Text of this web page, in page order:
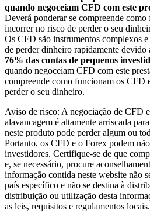
quando negoceiam CFD com este
Deverá ponderar se compreende
incorrer no risco de perder o seu
Os CFD são instrumentos complexos
de perder dinheiro rapidamente devido
76% das contas de pequenos
quando negoceiam CFD com este
compreende como funcionam os CFD
perder o seu dinheiro.
Aviso de risco: A negociação de CFD
alavancagem é altamente arriscada
neste produto pode perder algum ou
Portanto, os CFD e o Forex podem
investidores. Certifique-se de que
e, se necessário, procure
informação contida neste website não
país específico e não se destina à
distribuição ou utilização desta
as leis, requisitos e regulamentos locais.